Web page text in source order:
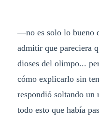
—no es solo lo bueno
admitir que pareciera
dioses del olimpo...
cómo explicarlo sin
respondió soltando
todo esto que había